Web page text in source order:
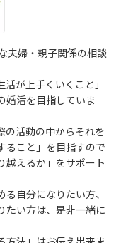
夫婦・親子関係の相談
が上手くいくこと」
婚活を目指していま
の活動の中からそれを
ること」を目指すので
越えるか」をサポート
自分になりたい方、
たい方は、是非一緒に